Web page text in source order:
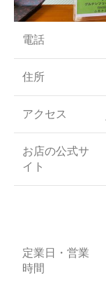
電話
住所
アクセス
お店の公式サ
イト
定業日・営業
時間